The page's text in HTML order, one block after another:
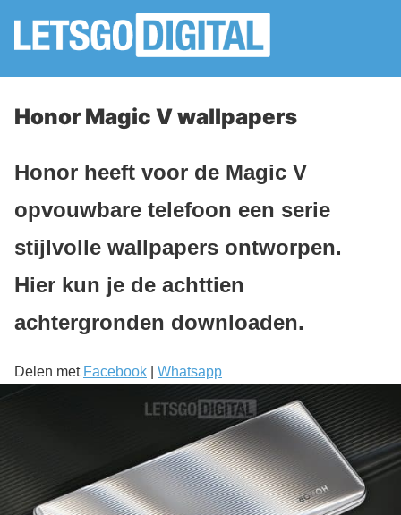
Honor Magic V wallpapers
Honor heeft voor de Magic V
opvouwbare telefoon een serie
stijlvolle wallpapers ontworpen.
Hier kun je de achttien
achtergronden downloaden.
Delen met Facebook Whatsapp